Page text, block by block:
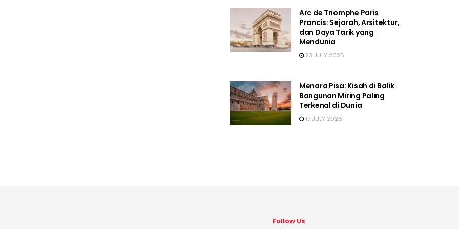
Arc de Triomphe Paris
Prancis: Sejarah, Arsitektur,
dan Daya Tarik yang
Mendunia
23 JULY 2026
Menara Pisa: Kisah di Balik
Bangunan Miring Paling
Terkenal di Dunia
17 JULY 2026
Follow Us